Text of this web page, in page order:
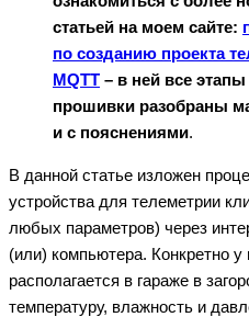
статьей на моем сайте:
по созданию проекта
MQTT – в ней все
прошивки разобраны
и с пояснениями.
В данной статье изложен
устройства для телеметрии
любых параметров) через
(или) компьютера. Конкретно у
располагается в гараже в
температуру, влажность и